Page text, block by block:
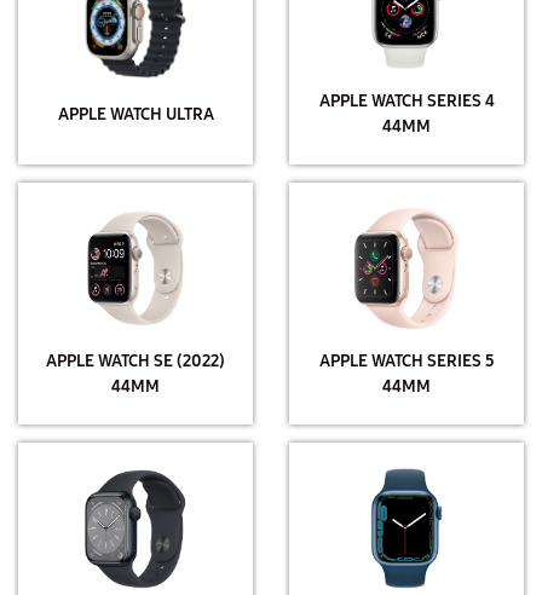
APPLE WATCH ULTRA
APPLE WATCH SERIES 4
44MM
APPLE WATCH SE (2022)
44MM
APPLE WATCH SERIES 5
44MM